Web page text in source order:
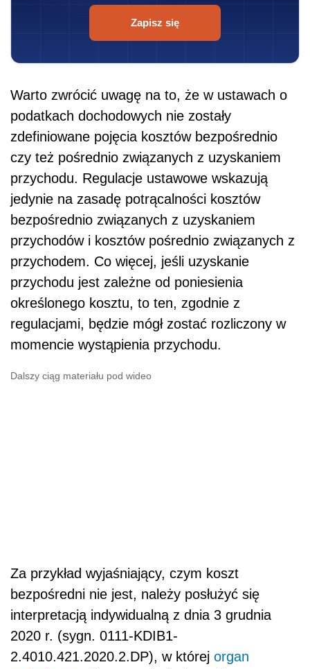
Zapisz się
Warto zwrócić uwagę na to, że w ustawach o
podatkach dochodowych nie zostały
zdefiniowane pojęcia kosztów bezpośrednio
czy też pośrednio związanych z uzyskaniem
przychodu. Regulacje ustawowe wskazują
jedynie na zasadę potrącalności kosztów
bezpośrednio związanych z uzyskaniem
przychodów i kosztów pośrednio związanych z
przychodem. Co więcej, jeśli uzyskanie
przychodu jest zależne od poniesienia
określonego kosztu, to ten, zgodnie z
regulacjami, będzie mógł zostać rozliczony w
momencie wystąpienia przychodu.
Dalszy ciąg materiału pod wideo
Za przykład wyjaśniający, czym koszt
bezpośredni nie jest, należy posłużyć się
interpretacją indywidualną z dnia 3 grudnia
2020 r. (sygn. 0111-KDIB1-
2.4010.421.2020.2.DP), w której organ